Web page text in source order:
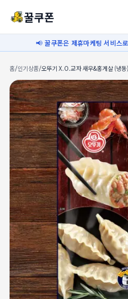
꿀쿠폰
📢 꿀쿠폰은 제휴마케팅 서비스
홈/인기상품/오뚜기 X.O.교자 새우&홍게살 (냉동)